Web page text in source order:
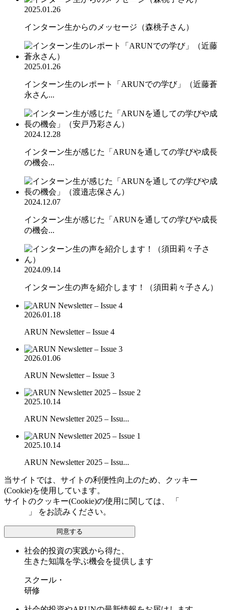
2025.01.26
インターン生からのメッセージ（森桃子さん）
2025.01.26
インターン生のレポート「ARUNでの学び」（近藤蒼
永さん...
2024.12.28
インターン生が感じた「ARUNを通しての学びや成長
の機会...
2024.12.07
インターン生が感じた「ARUNを通しての学びや成長
の機会...
2024.09.14
インターン生の声を紹介します！（須田莉々子さん）
2026.01.18
ARUN Newsletter – Issue 4
2026.01.06
ARUN Newsletter – Issue 3
2025.10.14
ARUN Newsletter 2025 – Issu...
2025.10.14
ARUN Newsletter 2025 – Issu...
当サイトでは、サイトの利便性向上のため、クッキー
(Cookie)を使用しています。
サイトのクッキー(Cookie)の使用に関しては、 「
」 をお読みください。
同意する
社会的投資の実践から得た、
生きた知識を学ぶ機会を提供します
スクール・
研修